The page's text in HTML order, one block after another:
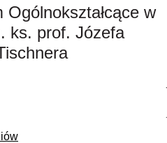
Ogólnokształcące w
ks. prof. Józefa